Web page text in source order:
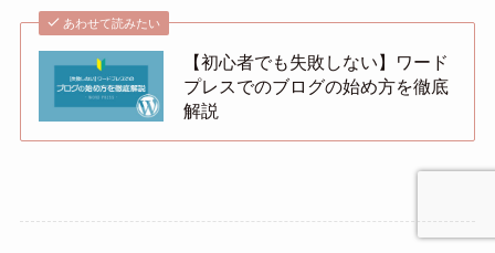
あわせて読みたい
【初心者でも失敗しない】ワード
プレスでのブログの始め方を徹底
解説